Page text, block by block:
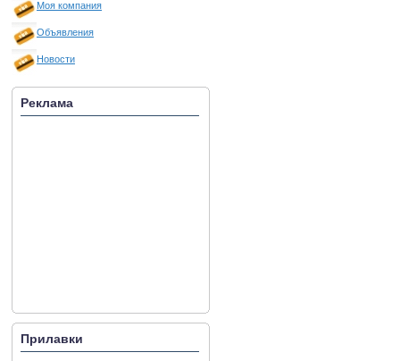
Моя компания
Объявления
Новости
Реклама
Прилавки